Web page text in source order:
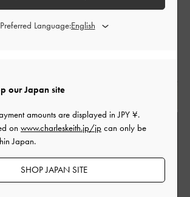
our Japan site
amounts are displayed inJPY ¥.
on www.charleskeith.jp/jp can only be
Japan.
SHOP JAPAN SITE
Preferred Language: